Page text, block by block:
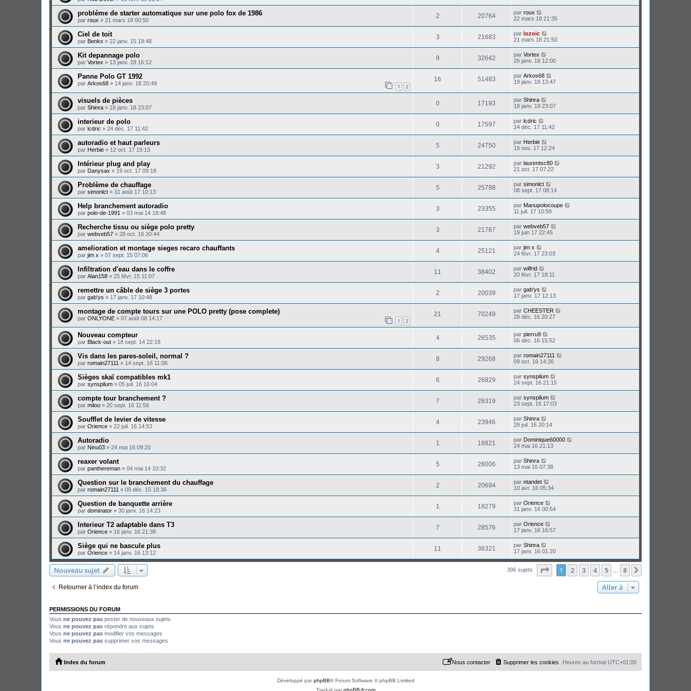
probléme de starter automatique sur une polo fox de 1986
par roux » 21 mars 18 00:50
2 20764 par roux
22 mars 18 21:35
Ciel de toit
par Benks » 22 janv. 15 19:48
3 21683 par lozoic
21 mars 18 21:50
Kit depannage polo
par Vortex » 13 janv. 18 16:12
9 32642 par Vortex
26 janv. 18 12:00
Panne Polo GT 1992
par Arkos68 » 14 janv. 18 20:49 1 2
16 51483 par Arkos68
19 janv. 18 13:47
visuels de pièces
par Shinra » 18 janv. 18 23:07
0 17193 par Shinra
18 janv. 18 23:07
interieur de polo
par lcdric » 24 déc. 17 11:42
0 17597 par lcdric
24 déc. 17 11:42
autoradio et haut parleurs
par Herbie » 12 oct. 17 19:13
5 24750 par Herbie
19 nov. 17 12:24
Intérieur plug and play
par Danysax » 19 oct. 17 09:18
3 21292 par laurentsc80
21 oct. 17 07:22
Problème de chauffage
par simonlct » 31 août 17 10:13
5 25798 par simonlct
08 sept. 17 08:14
Help branchement autoradio
par polo-de-1991 » 03 mai 14 18:48
3 23355 par Manupolocoupe
11 juil. 17 10:58
Recherche tissu ou siège polo pretty
par webveb57 » 28 oct. 16 20:44
3 21787 par webveb57
19 juin 17 22:45
amelioration et montage sieges recaro chauffants
par jim x » 07 sept. 15 07:06
4 25121 par jim x
24 févr. 17 23:03
Infiltration d'eau dans le coffre
par Alan158 » 25 févr. 15 11:07
11 38402 par wilfrid
20 févr. 17 18:11
remettre un câble de siège 3 portes
par gab'ys » 17 janv. 17 10:48
2 20039 par gab'ys
17 janv. 17 12:13
montage de compte tours sur une POLO pretty (pose complete)
par ONLYONE » 07 août 08 14:17 1 2
21 70249 par CHEESTER
28 déc. 16 20:27
Nouveau compteur
par Black-out » 18 sept. 14 22:18
4 26535 par pierru9
06 déc. 16 15:52
Vis dans les pares-soleil, normal ?
par romain27111 » 14 sept. 16 11:06
8 29268 par romain27111
09 oct. 16 14:26
Sièges skaï compatibles mk1
par synspilum » 05 juil. 16 16:04
6 26829 par synspilum
24 sept. 16 21:15
compte tour branchement ?
par miloo » 20 sept. 16 11:56
7 28319 par synspilum
23 sept. 16 17:03
Soufflet de levier de vitesse
par Orience » 22 juil. 16 14:53
4 23946 par Shinra
28 juil. 16 20:14
Autoradio
par Ninu03 » 24 mai 16 09:20
1 18821 par Dominique60000
24 mai 16 21:13
reaxer volant
par panthereman » 04 mai 14 10:32
5 28006 par Shinra
13 mai 16 07:38
Question sur le branchement du chauffage
par romain27111 » 09 déc. 15 18:36
2 20694 par ntandet
10 avr. 16 05:34
Question de banquette arrière
par dominator » 30 janv. 16 14:23
1 18279 par Orience
31 janv. 16 00:54
Interieur T2 adaptable dans T3
par Orience » 16 janv. 16 21:38
7 28576 par Orience
17 janv. 16 16:57
Siège qui ne bascule plus
par Orience » 14 janv. 16 13:12
11 36321 par Shinra
17 janv. 16 01:20
Nouveau sujet 396 sujets Page sur8
1 2 3 4 5 … 8
Retourner à l’index du forum Aller à
PERMISSIONS DU FORUM
Vous ne pouvez pas poster de nouveaux sujets
Vous ne pouvez pas répondre aux sujets
Vous ne pouvez pas modifier vos messages
Vous ne pouvez pas supprimer vos messages
Index du forum Heures au format UTC+01:00
Supprimer les cookies
Nous contacter
Développé parphpBB® Forum Software © phpBB Limited
Traduit parphpBB-fr.com